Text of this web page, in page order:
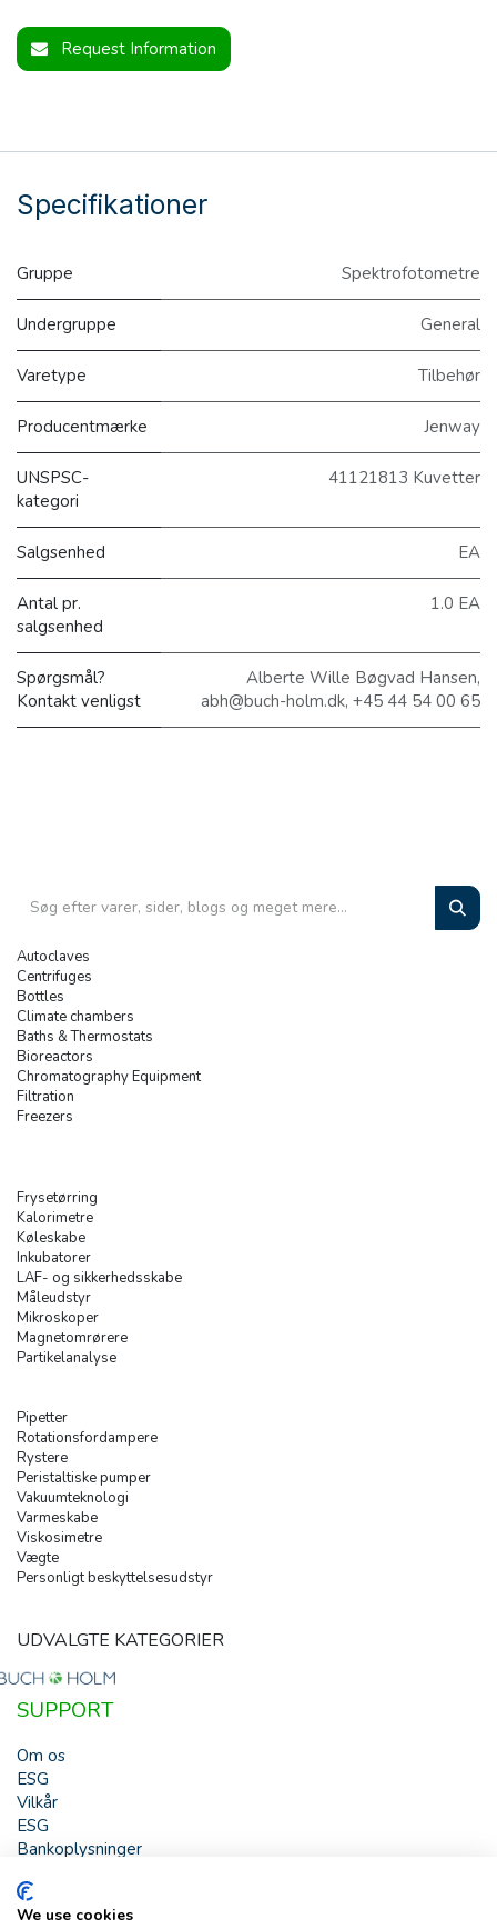
Request Information
Specifikationer
Gruppe Spektrofotometre
Undergruppe General
Varetype Tilbehør
Producentmærke Jenway
UNSPSC-
kategori
41121813 Kuvetter
Salgsenhed EA
Antal pr.
salgsenhed
1.0 EA
Spørgsmål?
Kontakt venligst
Alberte Wille Bøgvad Hansen,
abh@buch-holm.dk, +45 44 54 00 65
Autoclaves
Centrifuges
Bottles
Climate chambers
Baths & Thermostats
Bioreactors
Chromatography Equipment
Filtration
Freezers
Frysetørring
Kalorimetre
Køleskabe
Inkubatorer
LAF- og sikkerhedsskabe
Måleudstyr
Mikroskoper
Magnetomrørere
Partikelanalyse
Pipetter
Rotationsfordampere
Rystere
Peristaltiske pumper
Vakuumteknologi
Varmeskabe
Viskosimetre
Vægte
Personligt beskyttelsesudstyr
UDVALGTE KATEGORIER
SUPPORT
Om os
ESG
Vilkår
ESG
Bankoplysninger
HJÆLP
We use cookies